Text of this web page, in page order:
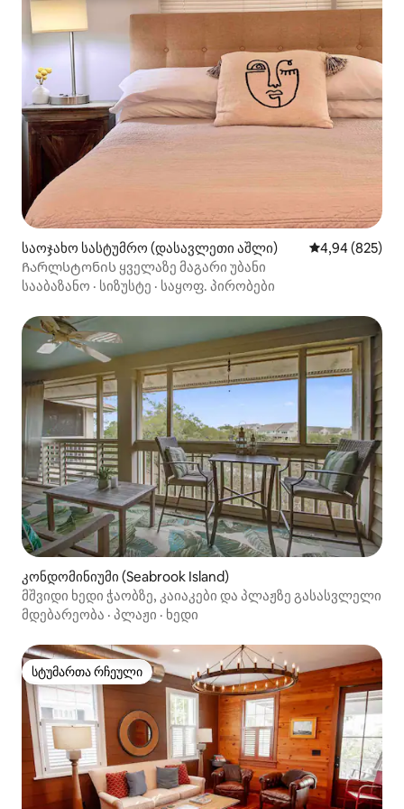
საოჯახო სასტუმრო (დასავლეთი აშლი) საშუალო
4,94 (825)
Ჩარლსტონის ყველაზე მაგარი უბანი
სააბაზანო · სიზუსტე · საყოფ. პირობები
კონდომინიუმი (Seabrook Island)
მშვიდი ხედი ჭაობზე, კაიაკები და პლაჟზე გასასვლელი
მდებარეობა · პლაჟი · ხედი
სტუმართა რჩეული
სტუმართა რჩეული